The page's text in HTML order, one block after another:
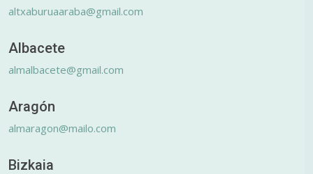
altxaburuaaraba@gmail.com
Albacete
almalbacete@gmail.com
Aragón
almaragon@mailo.com
Bizkaia